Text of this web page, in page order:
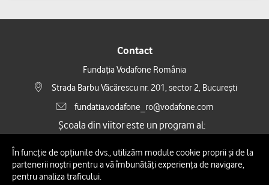
Contact
Fundația Vodafone România
Strada Barbu Văcărescu nr. 201, sector 2, București
fundatia.vodafone_ro@vodafone.com
Școala din viitor este un program al:
În funcție de opțiunile dvs., utilizăm module cookie proprii și de la
partenerii noștri pentru a vă îmbunătăți experiența de navigare,
pentru analiza traficului.